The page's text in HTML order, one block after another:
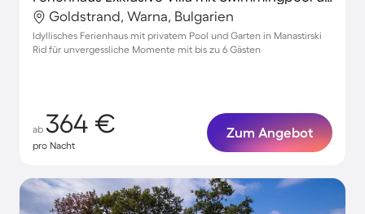
Goldstrand, Warna, Bulgarien
Idyllisches Ferienhaus mit privatem Pool und Garten in Manastirski
Rid für unvergessliche Momente mit bis zu 6 Gästen
ab 364 €
pro Nacht
Zum Angebot